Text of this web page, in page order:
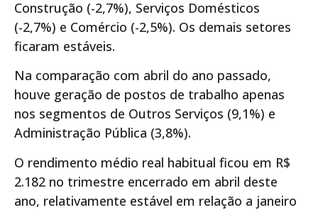
Construção (-2,7%), Serviços Domésticos
(-2,7%) e Comércio (-2,5%). Os demais setores
ficaram estáveis.
Na comparação com abril do ano passado,
houve geração de postos de trabalho apenas
nos segmentos de Outros Serviços (9,1%) e
Administração Pública (3,8%).
O rendimento médio real habitual ficou em R$
2.182 no trimestre encerrado em abril deste
ano, relativamente estável em relação a janeiro